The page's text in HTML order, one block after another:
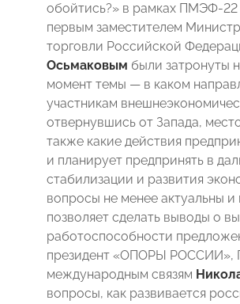
обойтись?» в рамках ПМЭФ-22
первым заместителем
торговли Российской
Осьмаковым были затронуты
момент темы — в каком
участникам
отвернувшись от Запада,
также какие действия
и планирует предпринять в
стабилизации и развития
вопросы не менее актуальны
позволяет сделать выводы о
работоспособности
президент «ОПОРЫ РОССИИ»,
международным связям
вопросы, как развивается